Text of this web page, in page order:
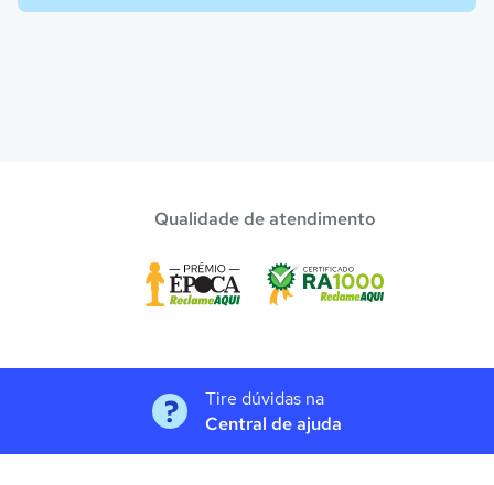
Qualidade de atendimento
Tire dúvidas na
Central de ajuda